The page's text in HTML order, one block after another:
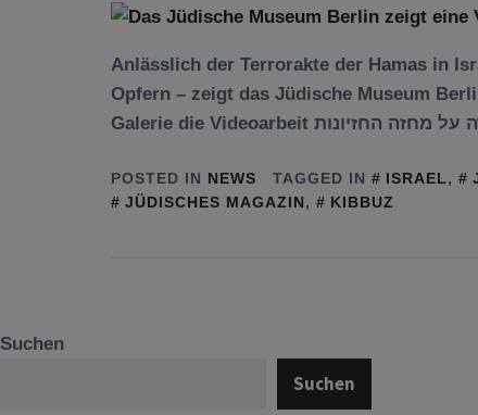
Anlässlich der Terror­akte der Hamas in
Opfern – zeigt das Jüdische Museum
POSTED IN NEWS TAGGED IN ISRAEL,
JÜDISCHES MAGAZIN, KIBBUZ
Suchen
Suchen